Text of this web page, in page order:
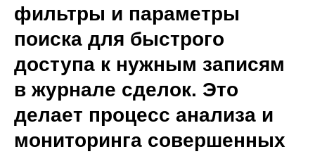
фильтры и параметры
поиска для быстрого
доступа к нужным записям
в журнале сделок. Это
делает процесс анализа и
мониторинга совершенных